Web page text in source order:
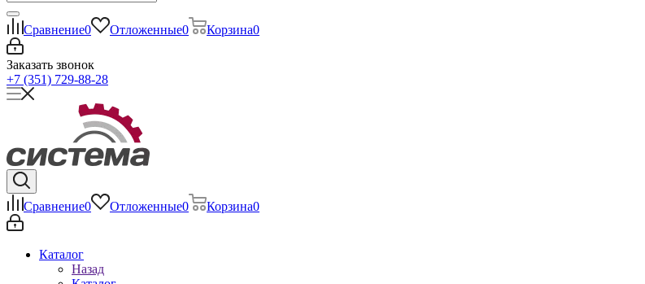
Сравнение0 Отложенные0 Корзина0
Заказать звонок
+7 (351) 729-88-28
Сравнение0 Отложенные0 Корзина0
Каталог
Назад